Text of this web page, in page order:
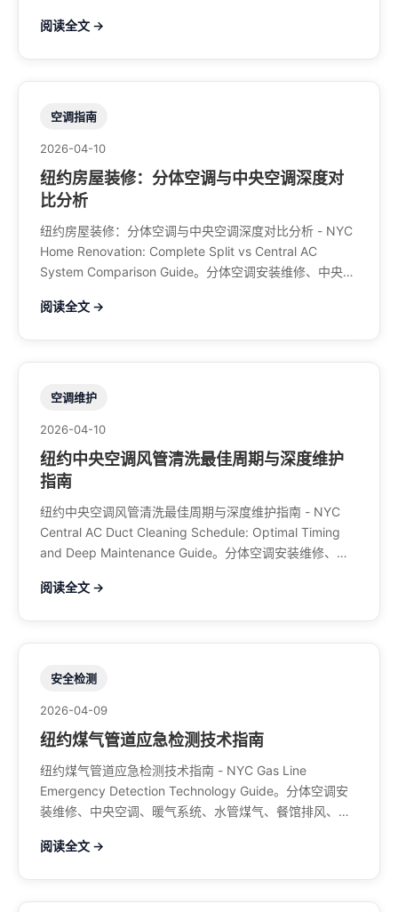
充电桩。电话：929-708-8979
阅读全文 →
空调指南
2026-04-10
纽约房屋装修：分体空调与中央空调深度对
比分析
纽约房屋装修：分体空调与中央空调深度对比分析 - NYC
Home Renovation: Complete Split vs Central AC
System Comparison Guide。分体空调安装维修、中央空
话：929-708-8979
阅读全文 →
空调维护
2026-04-10
纽约中央空调风管清洗最佳周期与深度维护
指南
纽约中央空调风管清洗最佳周期与深度维护指南 - NYC
Central AC Duct Cleaning Schedule: Optimal Timing
and Deep Maintenance Guide。分体空调安装维修、中
桩。电话：929-708-8979
阅读全文 →
安全检测
2026-04-09
纽约煤气管道应急检测技术指南
纽约煤气管道应急检测技术指南 - NYC Gas Line
Emergency Detection Technology Guide。分体空调安
装维修、中央空调、暖气系统、水管煤气、餐馆排风、特
阅读全文 →